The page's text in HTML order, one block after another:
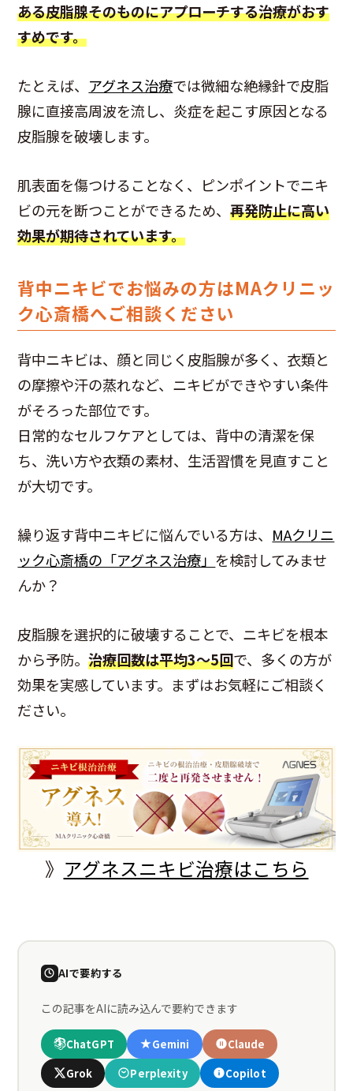
ある皮脂腺そのものにアプローチする治療がおす
すめです。
たとえば、 アグネス治療では微細な絶縁針で皮脂
腺に直接高周波を流し、炎症を起こす原因となる
皮脂腺を破壊します。
肌表面を傷つけることなく、ピンポイントでニキ
ビの元を断つことができるため、再発防止に高い
効果が期待されています。
背中ニキビでお悩みの方はMAクリニッ
ク心斎橋へご相談ください
背中ニキビは、顔と同じく皮脂腺が多く、衣類と
の摩擦や汗の蒸れなど、ニキビができやすい条件
がそろった部位です。
日常的なセルフケアとしては、背中の清潔を保
ち、洗い方や衣類の素材、生活習慣を見直すこと
が大切です。
繰り返す背中ニキビに悩んでいる方は、 MAクリニ
ック心斎橋の「アグネス治療」 を検討してみませ
んか？
皮脂腺を選択的に破壊することで、ニキビを根本
から予防。治療回数は平均3〜5回で、多くの方が
効果を実感しています。まずはお気軽にご相談く
ださい。
》 アグネスニキビ治療はこちら
AIで要約する
この記事をAIに読み込んで要約できます
ChatGPT Gemini
Claude
Grok
Perplexity Copilot